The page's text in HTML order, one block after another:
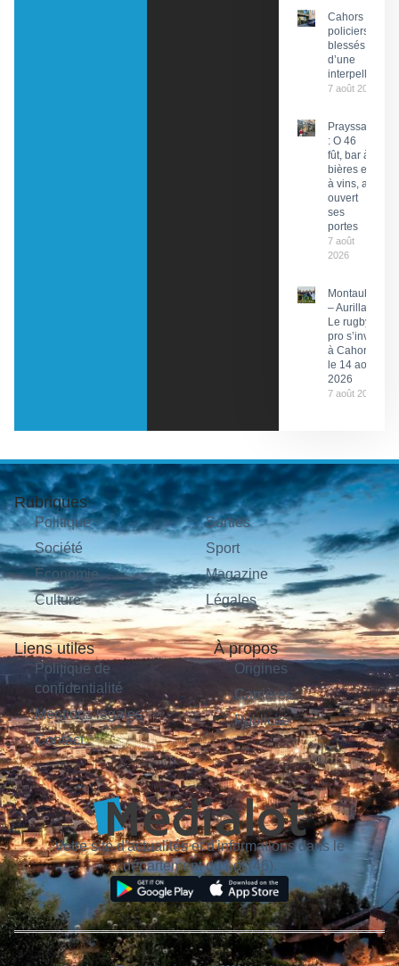
Cahors : Des
policiers
blessés lors
d’une
interpellation
7 août 2026
Prayssac
: O 46
fût, bar à
bières et
à vins, a
ouvert
ses
portes
7 août
2026
Montauban
– Aurillac :
Le rugby
pro s’invite
à Cahors
le 14 août
2026
7 août 2026
Rubriques
Politique
Société
Économie
Culture
Sorties
Sport
Magazine
Légales
Liens utiles
Politique de
confidentialité
Mentions légales
Contact
À propos
Origines
Carrières
Publicité
Votre site d'actualités et d'informations dans le
département du Lot (46).